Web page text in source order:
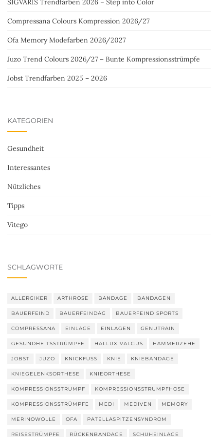
SIGVARIS Trendfarben 2026 – Step into Color
Compressana Colours Kompression 2026/27
Ofa Memory Modefarben 2026/2027
Juzo Trend Colours 2026/27 – Bunte Kompressionsstrümpfe
Jobst Trendfarben 2025 – 2026
KATEGORIEN
Gesundheit
Interessantes
Nützliches
Tipps
Vitego
SCHLAGWORTE
ALLERGIKER ARTHROSE BANDAGE BANDAGEN
BAUERFEIND BAUERFEINDAG BAUERFEIND SPORTS
COMPRESSANA EINLAGE EINLAGEN GENUTRAIN
GESUNDHEITSSTRÜMPFE HALLUX VALGUS HAMMERZEHE
JOBST JUZO KNICKFUSS KNIE KNIEBANDAGE
KNIEGELENKSORTHESE KNIEORTHESE
KOMPRESSIONSSTRUMPF KOMPRESSIONSSTRUMPFHOSE
KOMPRESSIONSSTRÜMPFE MEDI MEDIVEN MEMORY
MERINOWOLLE OFA PATELLASPITZENSYNDROM
REISESTRÜMPFE RÜCKENBANDAGE SCHUHEINLAGE